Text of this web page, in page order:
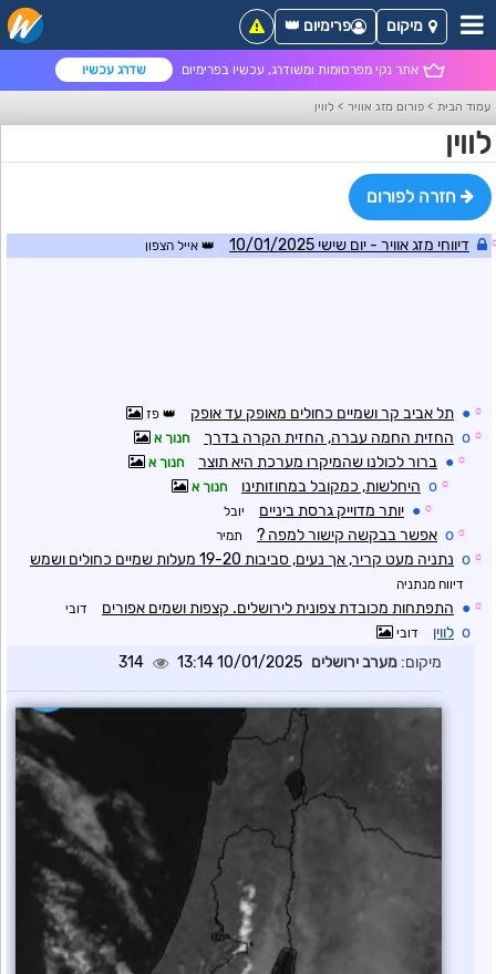
אתר נקי מפרסומות ומשודרג, עכשיו בפרימיום שדרג עכשיו
מיקום פרימיום 👑
עמוד הבית > פורום מזג אוויר > לווין
לווין
חזרה לפורום
דיווחי מזג אוויר - יום שישי 10/01/2025 אייל הצפון
☼
● תל אביב קר ושמיים כחולים מאופק עד אופק פז
☼
o החזית החמה עברה, החזית הקרה בדרך חנוך א
☼
● ברור לכולנו שהמיקרו מערכת היא תוצר חנוך א
☼
o היחלשות, כמקובל במחוזותינו חנוך א
☼
● יותר מדוייק גרסת ביניים יובל
☼
o אפשר בבקשה קישור למפה ? תמיר
☼
o נתניה מעט קריר, אך נעים, סביבות 19-20 מעלות שמיים כחולים ושמש
דיווח מנתניה
☼
● התפתחות מכובדת צפונית לירושלים. קצפות ושמים אפורים דובי
o לווין דובי
מיקום: מערב ירושלים 10/01/2025 13:14
314